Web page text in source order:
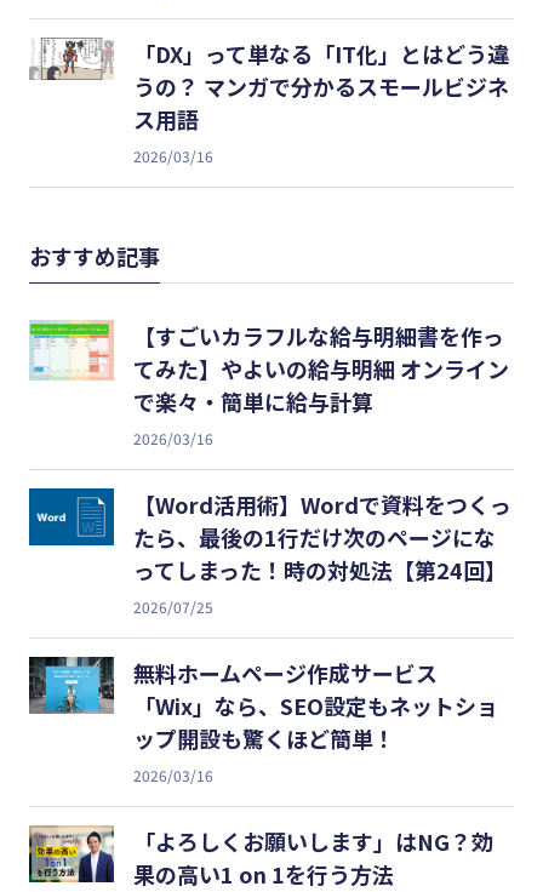
「DX」って単なる「IT化」とはどう違
うの？ マンガで分かるスモールビジネ
ス用語
2026/03/16
おすすめ記事
【すごいカラフルな給与明細書を作っ
てみた】やよいの給与明細 オンライン
で楽々・簡単に給与計算
2026/03/16
【Word活用術】Wordで資料をつくっ
たら、最後の1行だけ次のページにな
ってしまった！時の対処法【第24回】
2026/07/25
無料ホームページ作成サービス
「Wix」なら、SEO設定もネットショ
ップ開設も驚くほど簡単！
2026/03/16
「よろしくお願いします」はNG？効
果の高い1 on 1を行う方法